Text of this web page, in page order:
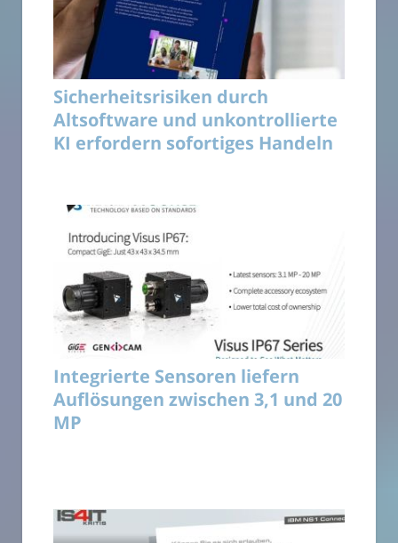
Sicherheitsrisiken durch
Altsoftware und unkontrollierte
KI erfordern sofortiges Handeln
Integrierte Sensoren liefern
Auflösungen zwischen 3,1 und 20
MP